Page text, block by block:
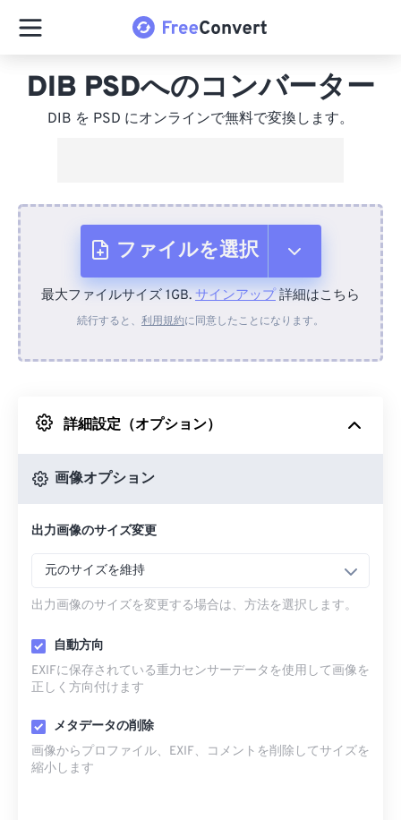
DIB PSDへのコンバーター
DIB を PSD にオンラインで無料で変換します。
ファイルを選択
デバイスから
Googleドライブから
URLから
最大ファイルサイズ 1GB. サインアップ詳細はこちら
続行すると、 利用規約に同意したことになります。
詳細設定（オプション）
画像オプション
出力画像のサイズ変更
元のサイズを維持
出力画像のサイズを変更する場合は、方法を選択します。
自動方向
EXIFに保存されている重力センサーデータを使用して画像を
正しく方向付けます
メタデータの削除
画像からプロファイル、EXIF、コメントを削除してサイズを
縮小します